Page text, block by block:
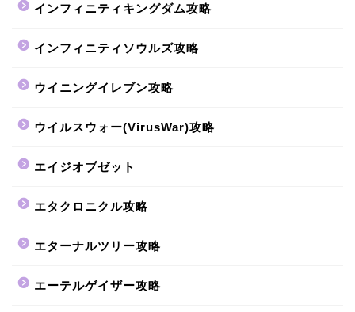
インフィニティキングダム攻略
インフィニティソウルズ攻略
ウイニングイレブン攻略
ウイルスウォー(VirusWar)攻略
エイジオブゼット
エタクロニクル攻略
エターナルツリー攻略
エーテルゲイザー攻略